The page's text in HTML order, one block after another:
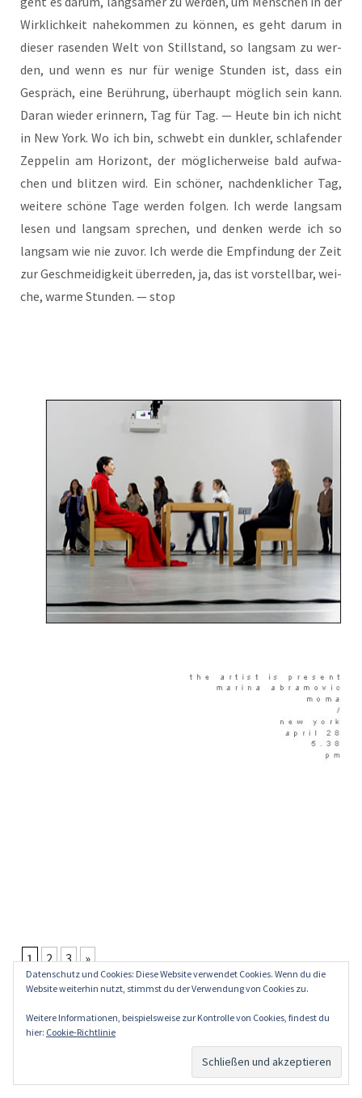
Wirk­lich­keit nahe­kom­men zu kön­nen, es geht dar­um in
die­ser rasen­den Welt von Still­stand, so lang­sam zu wer­
den, und wenn es nur für weni­ge Stun­den ist, dass ein
Gespräch, eine Berüh­rung, über­haupt mög­lich sein kann.
Dar­an wie­der erin­nern, Tag für Tag. — Heu­te bin ich nicht
in New York. Wo ich bin, schwebt ein dunk­ler, schla­fen­der
Zep­pe­lin am Hori­zont, der mög­li­cher­wei­se bald auf­wa­
chen und blit­zen wird. Ein schö­ner, nach­denk­li­cher Tag,
wei­te­re schö­ne Tage wer­den fol­gen. Ich wer­de lang­sam
lesen und lang­sam spre­chen, und den­ken wer­de ich so
lang­sam wie nie zuvor. Ich wer­de die Emp­fin­dung der Zeit
zur Geschmei­dig­keit über­re­den, ja, das ist vor­stell­bar, wei­
che, war­me Stun­den. — stop
1 2 3 »
Datenschutz und Cookies: Diese Website verwendet Cookies. Wenn du die
Website weiterhin nutzt, stimmst du der Verwendung von Cookies zu.
Weitere Informationen, beispielsweise zur Kontrolle von Cookies, findest du
hier: Cookie-Richtlinie